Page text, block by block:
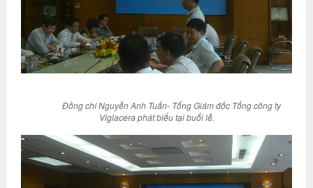
Đồng chí Nguyễn Anh Tuấn- Tổng Giám đốc Tổng công ty
Viglacera phát biểu tại buổi lễ.